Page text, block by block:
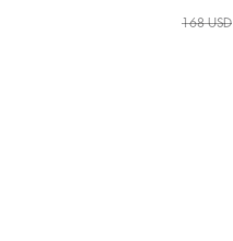
168 USD